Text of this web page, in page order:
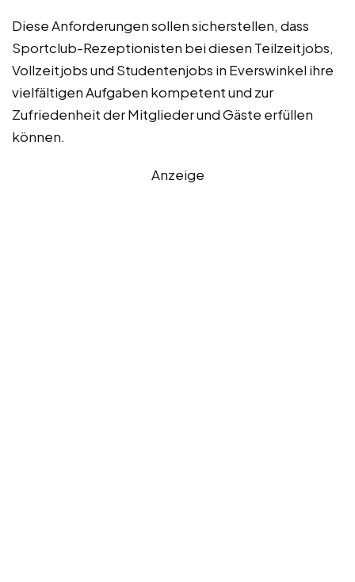
Diese Anforderungen sollen sicherstellen, dass
Sportclub-Rezeptionisten bei diesen Teilzeitjobs,
Vollzeitjobs und Studentenjobs in Everswinkel ihre
vielfältigen Aufgaben kompetent und zur
Zufriedenheit der Mitglieder und Gäste erfüllen
können.
Anzeige